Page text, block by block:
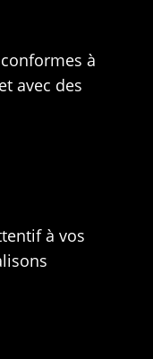
à
avec des
à vos